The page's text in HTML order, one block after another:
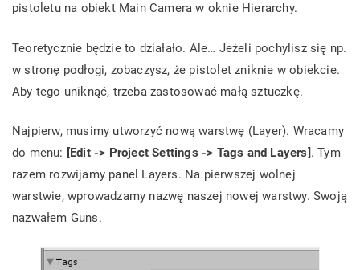
pistoletu na obiekt Main Camera w oknie Hierarchy.
Teoretycznie będzie to działało. Ale… Jeżeli pochylisz się np.
w stronę podłogi, zobaczysz, że pistolet zniknie w obiekcie.
Aby tego uniknąć, trzeba zastosować małą sztuczkę.
Najpierw, musimy utworzyć nową warstwę (Layer). Wracamy
do menu: [Edit -> Project Settings -> Tags and Layers]. Tym
razem rozwijamy panel Layers. Na pierwszej wolnej
warstwie, wprowadzamy nazwę naszej nowej warstwy. Swoją
nazwałem Guns.